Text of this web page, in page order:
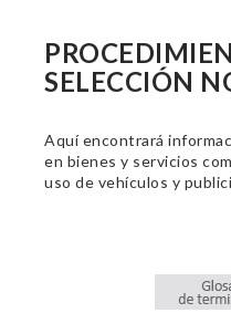
SELECCIÓN
Aquí encontrará
en bienes y servicios
uso de vehículos y